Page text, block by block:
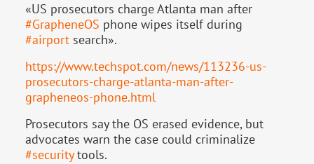
«US prosecutors charge Atlanta man after
#GrapheneOS phone wipes itself during
#airport search».
https://www.techspot.com/news/113236-us-
prosecutors-charge-atlanta-man-after-
grapheneos-phone.html
Prosecutors say the OS erased evidence, but
advocates warn the case could criminalize
#securitytools.